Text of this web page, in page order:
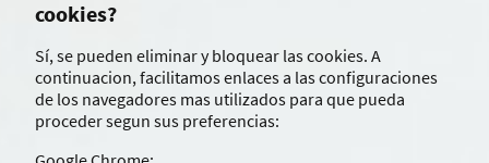
cookies?
Sí, se pueden eliminar y bloquear las cookies. A
continuacion, facilitamos enlaces a las configuraciones
de los navegadores mas utilizados para que pueda
proceder segun sus preferencias: